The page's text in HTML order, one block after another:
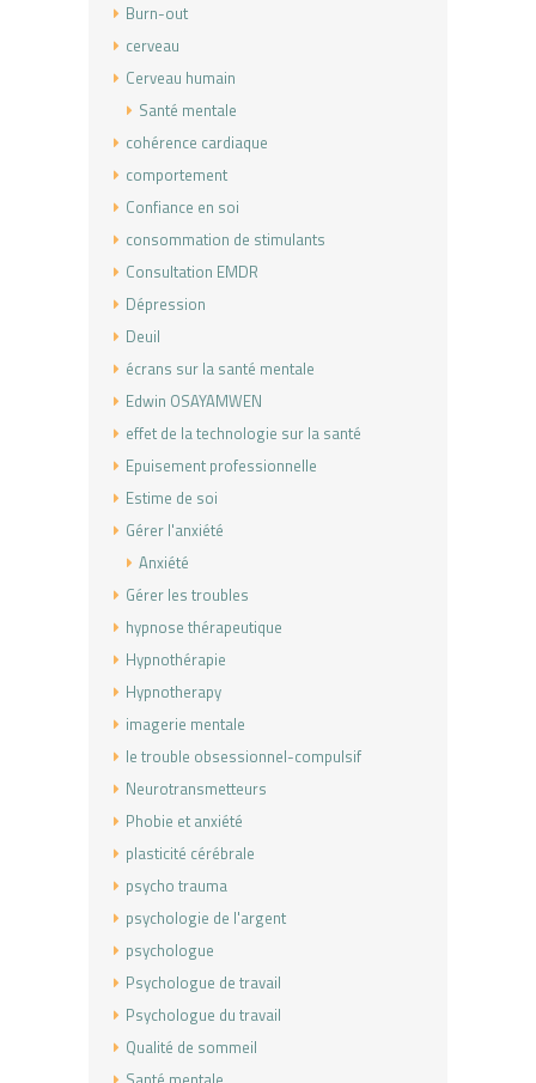
Burn-out
cerveau
Cerveau humain
Santé mentale
cohérence cardiaque
comportement
Confiance en soi
consommation de stimulants
Consultation EMDR
Dépression
Deuil
écrans sur la santé mentale
Edwin OSAYAMWEN
effet de la technologie sur la santé
Epuisement professionnelle
Estime de soi
Gérer l'anxiété
Anxiété
Gérer les troubles
hypnose thérapeutique
Hypnothérapie
Hypnotherapy
imagerie mentale
le trouble obsessionnel-compulsif
Neurotransmetteurs
Phobie et anxiété
plasticité cérébrale
psycho trauma
psychologie de l'argent
psychologue
Psychologue de travail
Psychologue du travail
Qualité de sommeil